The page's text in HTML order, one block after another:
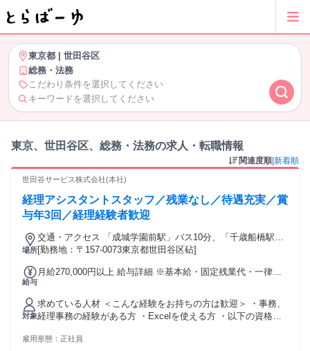
東京都
世田谷区
総務・法務
こだわり条件を選択してください
キーワードを選択してください
東京、世田谷区、総務・法務の求人・転職情報
関連度順 新着順
世田谷サービス株式会社(本社)
経理アシスタントスタッフ／残業なし／待遇充実／賞
与年3回／経理経験者歓迎
場所
交通・アクセス 「成城学園前駅」バス10分、「千歳船橋駅」
バス4分
[勤務地：〒157-0073東京都世田谷区砧]
給与
月給270,000円以上 給与詳細 ※基本給・固定残業代・一律手
月あたり4万1950円 〜（固定残業時間：1ヶ月あたり25時間）
固定残業時間を超えた勤務時間については別途残業代を支給
する 【一律手当】 全員に一律で支払われる通勤・皆勤・家族
手当金額：なし 全員に一律で支払われるその他手当金額：あ
対象
求めている人材 ＜こんな経験をお持ちの方は歓迎＞ ・事務、
経理事務の経験がある方 ・Excelを使える方 ・以下の資格を
ク復帰も大歓迎 ★主婦（夫）・フリーター歓迎 ★コツコツ同
雇用形態： 正社員